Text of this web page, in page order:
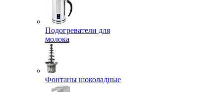
Подогреватели для
молока
Фонтаны шоколадные